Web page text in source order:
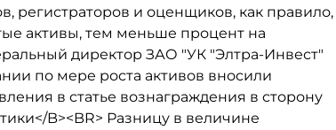
регистраторов и оценщиков, как правило,
активы, тем меньше процент на
директор ЗАО "УК "Элтра-Инвест"
по мере роста активов вносили
в статье вознаграждения в сторону
B><BR> Разницу в величине